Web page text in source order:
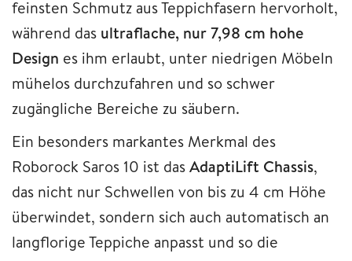
feinsten Schmutz aus Teppichfasern hervorholt,
während das ultraflache, nur 7,98 cm hohe
Design es ihm erlaubt, unter niedrigen Möbeln
mühelos durchzufahren und so schwer
zugängliche Bereiche zu säubern.
Ein besonders markantes Merkmal des
Roborock Saros 10 ist dasAdaptiLift Chassis,
das nicht nur Schwellen von bis zu 4 cm Höhe
überwindet, sondern sich auch automatisch an
langflorige Teppiche anpasst und so die